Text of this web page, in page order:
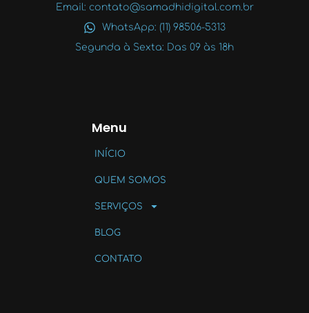
Menu
INÍCIO
QUEM SOMOS
SERVIÇOS
BLOG
CONTATO
Email: contato@samadhidigital.com.br
WhatsApp: (11) 98506-5313
Segunda à Sexta: Das 09 às 18h